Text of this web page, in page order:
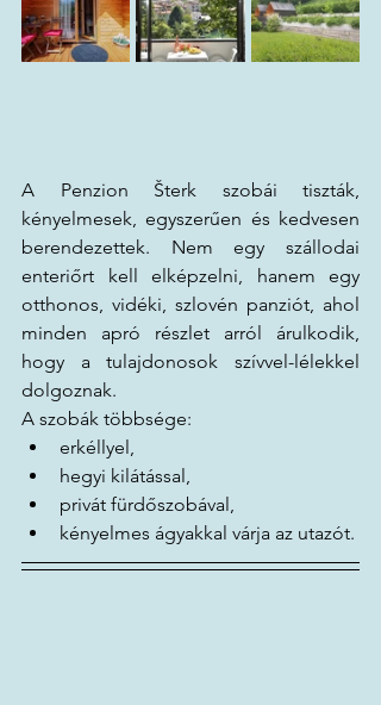
A Penzion Šterk szobái tiszták,
kényelmesek, egyszerűen és kedvesen
berendezettek. Nem egy szállodai
enteriőrt kell elképzelni, hanem egy
otthonos, vidéki, szlovén panziót, ahol
minden apró részlet arról árulkodik,
hogy a tulajdonosok szívvel-lélekkel
dolgoznak.
A szobák többsége:
erkéllyel,
hegyi kilátással,
privát fürdőszobával,
kényelmes ágyakkal várja az utazót.